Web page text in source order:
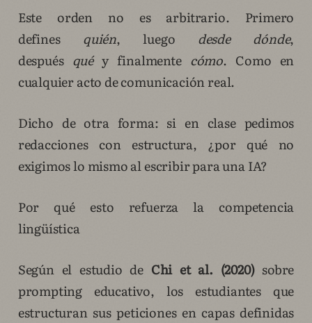
Este orden no es arbitrario. Primero
defines quién, luego desde dónde,
después quéy finalmente cómo. Como en
cualquier acto de comunicación real.
Dicho de otra forma: si en clase pedimos
redacciones con estructura, ¿por qué no
exigimos lo mismo al escribir para una IA?
Por qué esto refuerza la competencia
lingüística
Según el estudio de Chi et al. (2020)sobre
prompting educativo, los estudiantes que
estructuran sus peticiones en capas definidas